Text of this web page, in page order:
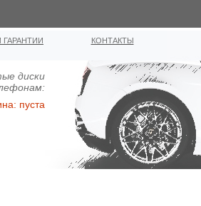
ГАРАНТИИ КОНТАКТЫ
диcки
пуста